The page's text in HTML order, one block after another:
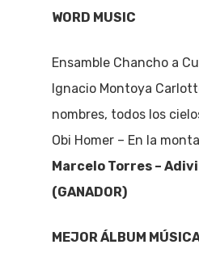
WORD MUSIC
Ensamble Chancho a
Ignacio Montoya
nombres, todos los
Obi Homer – En la
Marcelo Torres –
(GANADOR)
MEJOR ÁLBUM